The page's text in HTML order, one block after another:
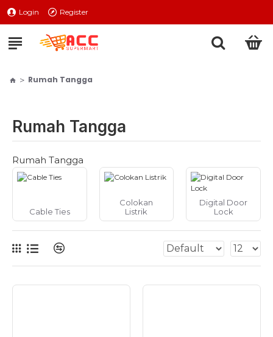
Login Register
Rumah Tangga
Rumah Tangga
Rumah Tangga
Cable Ties
Colokan
Listrik
Digital Door
Lock